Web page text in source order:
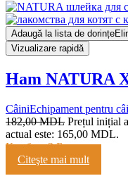
Adaugă la lista de dorințe
Vizualizare rapidă
Ham NATURA
CâiniEchipament pentru
182,00MDL Prețul inițial
actual este: 165,00 MDL.
Кешбэк:3 Балла
Citeşte mai mult